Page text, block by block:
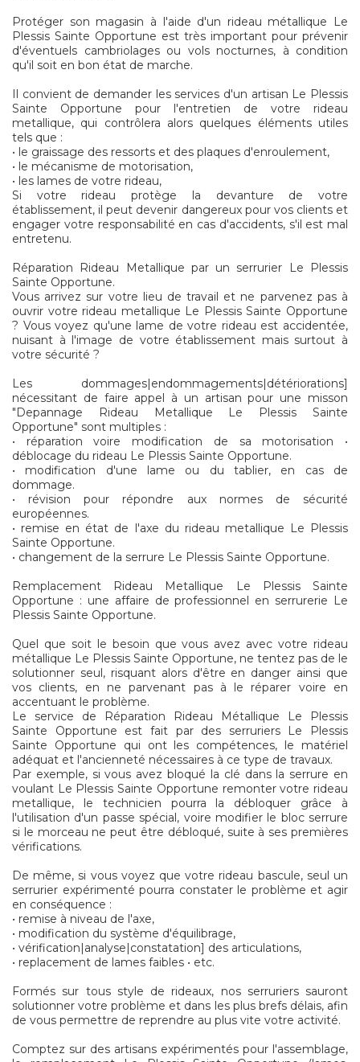
Protéger son magasin à l'aide d'un rideau métallique Le
Plessis Sainte Opportune est très important pour prévenir
d'éventuels cambriolages ou vols nocturnes, à condition
qu'il soit en bon état de marche.
Il convient de demander les services d'un artisan Le Plessis
Sainte Opportune pour l'entretien de votre rideau
metallique, qui contrôlera alors quelques éléments utiles
tels que :
• le graissage des ressorts et des plaques d'enroulement,
• le mécanisme de motorisation,
• les lames de votre rideau,
Si votre rideau protège la devanture de votre
établissement, il peut devenir dangereux pour vos clients et
engager votre responsabilité en cas d'accidents, s'il est mal
entretenu.
Réparation Rideau Metallique par un serrurier Le Plessis
Sainte Opportune.
Vous arrivez sur votre lieu de travail et ne parvenez pas à
ouvrir votre rideau metallique Le Plessis Sainte Opportune
? Vous voyez qu'une lame de votre rideau est accidentée,
nuisant à l'image de votre établissement mais surtout à
votre sécurité ?
Les dommages|endommagements|détériorations]
nécessitant de faire appel à un artisan pour une misson
"Depannage Rideau Metallique Le Plessis Sainte
Opportune" sont multiples :
• réparation voire modification de sa motorisation •
déblocage du rideau Le Plessis Sainte Opportune.
• modification d'une lame ou du tablier, en cas de
dommage.
• révision pour répondre aux normes de sécurité
européennes.
• remise en état de l'axe du rideau metallique Le Plessis
Sainte Opportune.
• changement de la serrure Le Plessis Sainte Opportune.
Remplacement Rideau Metallique Le Plessis Sainte
Opportune : une affaire de professionnel en serrurerie Le
Plessis Sainte Opportune.
Quel que soit le besoin que vous avez avec votre rideau
métallique Le Plessis Sainte Opportune, ne tentez pas de le
solutionner seul, risquant alors d'être en danger ainsi que
vos clients, en ne parvenant pas à le réparer voire en
accentuant le problème.
Le service de Réparation Rideau Métallique Le Plessis
Sainte Opportune est fait par des serruriers Le Plessis
Sainte Opportune qui ont les compétences, le matériel
adéquat et l'ancienneté nécessaires à ce type de travaux.
Par exemple, si vous avez bloqué la clé dans la serrure en
voulant Le Plessis Sainte Opportune remonter votre rideau
metallique, le technicien pourra la débloquer grâce à
l'utilisation d'un passe spécial, voire modifier le bloc serrure
si le morceau ne peut être débloqué, suite à ses premières
vérifications.
De même, si vous voyez que votre rideau bascule, seul un
serrurier expérimenté pourra constater le problème et agir
en conséquence :
• remise à niveau de l'axe,
• modification du système d'équilibrage,
• vérification|analyse|constatation] des articulations,
• replacement de lames faibles • etc.
Formés sur tous style de rideaux, nos serruriers sauront
solutionner votre problème et dans les plus brefs délais, afin
de vous permettre de reprendre au plus vite votre activité.
Comptez sur des artisans expérimentés pour l'assemblage,